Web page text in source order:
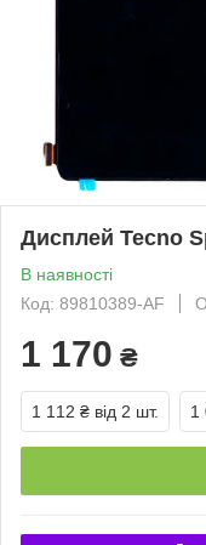
Дисплей Tecno
В наявності
Код: 89810389-AF
1 170 ₴
1 112 ₴ від 2 шт. 1